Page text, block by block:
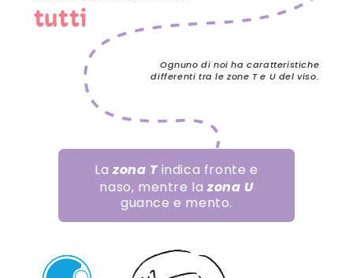
tutti
Ognuno di noi ha caratteristiche
differenti tra le zone T e U del viso.
Lazona Tindica fronte e
naso, mentre la zona U
guance e mento.